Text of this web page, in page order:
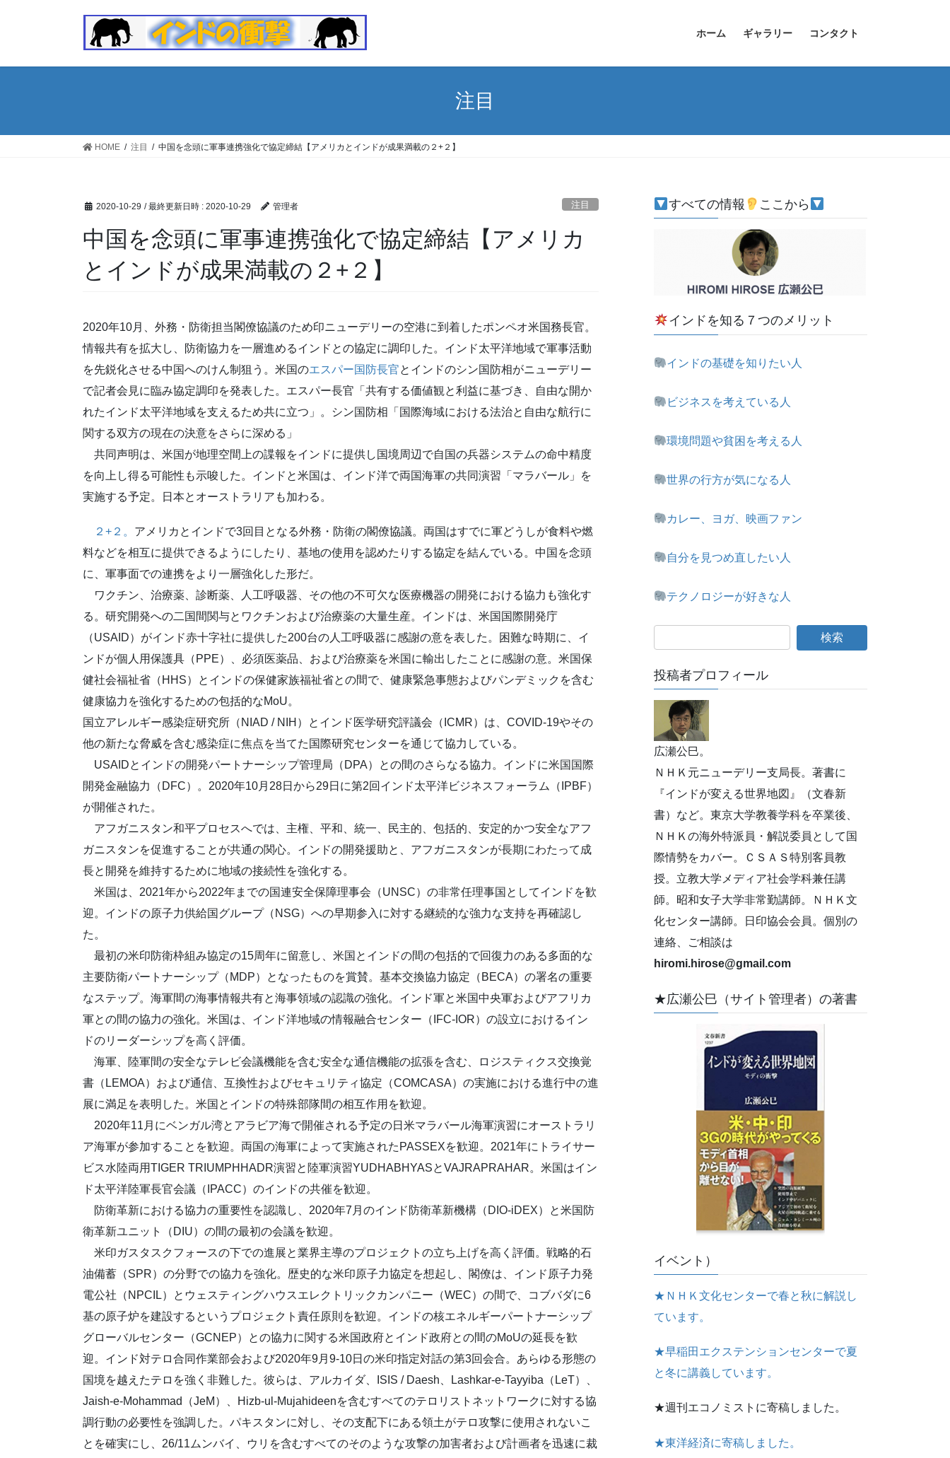
ホーム ギャラリー コンタクト
注目
HOME 注目 中国を念頭に軍事連携強化で協定締結【アメリカとインドが成果満載の２+２】
2020-10-29 / 最終更新日時 : 2020-10-29 管理者 注目
中国を念頭に軍事連携強化で協定締結【アメリカ
とインドが成果満載の２+２】
2020年10月、外務・防衛担当閣僚協議のため印ニューデリーの空港に到着したポンペオ米国務長官。
情報共有を拡大し、防衛協力を一層進めるインドとの協定に調印した。インド太平洋地域で軍事活動
を先鋭化させる中国へのけん制狙う。米国のエスパー国防長官とインドのシン国防相がニューデリー
で記者会見に臨み協定調印を発表した。エスパー長官「共有する価値観と利益に基づき、自由な開か
れたインド太平洋地域を支えるため共に立つ」。シン国防相「国際海域における法治と自由な航行に
関する双方の現在の決意をさらに深める」
共同声明は、米国が地理空間上の諜報をインドに提供し国境周辺で自国の兵器システムの命中精度
を向上し得る可能性も示唆した。インドと米国は、インド洋で両国海軍の共同演習「マラバール」を
実施する予定。日本とオーストラリアも加わる。
２+２。 アメリカとインドで3回目となる外務・防衛の閣僚協議。両国はすでに軍どうしが食料や燃
料などを相互に提供できるようにしたり、基地の使用を認めたりする協定を結んでいる。中国を念頭
に、軍事面での連携をより一層強化した形だ。
ワクチン、治療薬、診断薬、人工呼吸器、その他の不可欠な医療機器の開発における協力も強化す
る。研究開発への二国間関与とワクチンおよび治療薬の大量生産。インドは、米国国際開発庁
（USAID）がインド赤十字社に提供した200台の人工呼吸器に感謝の意を表した。困難な時期に、イ
ンドが個人用保護具（PPE）、必須医薬品、および治療薬を米国に輸出したことに感謝の意。米国保
健社会福祉省（HHS）とインドの保健家族福祉省との間で、健康緊急事態およびパンデミックを含む
健康協力を強化するための包括的なMoU。
国立アレルギー感染症研究所（NIAD / NIH）とインド医学研究評議会（ICMR）は、COVID-19やその
他の新たな脅威を含む感染症に焦点を当てた国際研究センターを通じて協力している。
USAIDとインドの開発パートナーシップ管理局（DPA）との間のさらなる協力。インドに米国国際
開発金融協力（DFC）。2020年10月28日から29日に第2回インド太平洋ビジネスフォーラム（IPBF）
が開催された。
アフガニスタン和平プロセスへでは、主権、平和、統一、民主的、包括的、安定的かつ安全なアフ
ガニスタンを促進することが共通の関心。インドの開発援助と、アフガニスタンが長期にわたって成
長と開発を維持するために地域の接続性を強化する。
米国は、2021年から2022年までの国連安全保障理事会（UNSC）の非常任理事国としてインドを歓
迎。インドの原子力供給国グループ（NSG）への早期参入に対する継続的な強力な支持を再確認し
た。
最初の米印防衛枠組み協定の15周年に留意し、米国とインドの間の包括的で回復力のある多面的な
主要防衛パートナーシップ（MDP）となったものを賞賛。基本交換協力協定（BECA）の署名の重要
なステップ。海軍間の海事情報共有と海事領域の認識の強化。インド軍と米国中央軍およびアフリカ
軍との間の協力の強化。米国は、インド洋地域の情報融合センター（IFC-IOR）の設立におけるイン
ドのリーダーシップを高く評価。
海軍、陸軍間の安全なテレビ会議機能を含む安全な通信機能の拡張を含む、ロジスティクス交換覚
書（LEMOA）および通信、互換性およびセキュリティ協定（COMCASA）の実施における進行中の進
展に満足を表明した。米国とインドの特殊部隊間の相互作用を歓迎。
2020年11月にベンガル湾とアラビア海で開催される予定の日米マラバール海軍演習にオーストラリ
ア海軍が参加することを歓迎。両国の海軍によって実施されたPASSEXを歓迎。2021年にトライサー
ビス水陸両用TIGER TRIUMPHHADR演習と陸軍演習YUDHABHYASとVAJRAPRAHAR。米国はイン
ド太平洋陸軍長官会議（IPACC）のインドの共催を歓迎。
防衛革新における協力の重要性を認識し、2020年7月のインド防衛革新機構（DIO-iDEX）と米国防
衛革新ユニット（DIU）の間の最初の会議を歓迎。
米印ガスタスクフォースの下での進展と業界主導のプロジェクトの立ち上げを高く評価。戦略的石
油備蓄（SPR）の分野での協力を強化。歴史的な米印原子力協定を想起し、閣僚は、インド原子力発
電公社（NPCIL）とウェスティングハウスエレクトリックカンパニー（WEC）の間で、コブバダに6
基の原子炉を建設するというプロジェクト責任原則を歓迎。インドの核エネルギーパートナーシップ
グローバルセンター（GCNEP）との協力に関する米国政府とインド政府との間のMoUの延長を歓
迎。インド対テロ合同作業部会および2020年9月9-10日の米印指定対話の第3回会合。あらゆる形態の
国境を越えたテロを強く非難した。彼らは、アルカイダ、ISIS / Daesh、Lashkar-e-Tayyiba（LeT）、
Jaish-e-Mohammad（JeM）、Hizb-ul-Mujahideenを含むすべてのテロリストネットワークに対する協
調行動の必要性を強調した。パキスタンに対し、その支配下にある領土がテロ攻撃に使用されないこ
とを確実にし、26/11ムンバイ、ウリを含むすべてのそのような攻撃の加害者および計画者を迅速に裁
すべての情報 ここから
インドを知る７つのメリット
インドの基礎を知りたい人
ビジネスを考えている人
環境問題や貧困を考える人
世界の行方が気になる人
カレー、ヨガ、映画ファン
自分を見つめ直したい人
テクノロジーが好きな人
投稿者プロフィール
広瀬公巳。
ＮＨＫ元ニューデリー支局長。著書に
『インドが変える世界地図』（文春新
書）など。東京大学教養学科を卒業後、
ＮＨＫの海外特派員・解説委員として国
際情勢をカバー。ＣＳＡＳ特別客員教
授。立教大学メディア社会学科兼任講
師。昭和女子大学非常勤講師。ＮＨＫ文
化センター講師。日印協会会員。個別の
連絡、ご相談は
hiromi.hirose@gmail.com
★広瀬公巳（サイト管理者）の著書
イベント）
★ＮＨＫ文化センターで春と秋に解説し
ています。
★早稲田エクステンションセンターで夏
と冬に講義しています。
★週刊エコノミストに寄稿しました。
★東洋経済に寄稿しました。